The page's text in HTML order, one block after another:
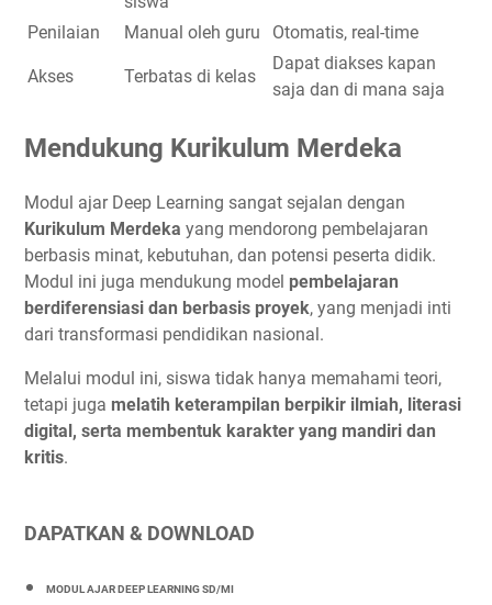
Penilaian Manual oleh guru Otomatis, real-time
Akses Terbatas di kelas
Dapat diakses kapan
saja dan di mana saja
Mendukung Kurikulum Merdeka
Modul ajar Deep Learning sangat sejalan dengan
Kurikulum Merdeka yang mendorong pembelajaran
berbasis minat, kebutuhan, dan potensi peserta didik.
Modul ini juga mendukung model pembelajaran
berdiferensiasi dan berbasis proyek, yang menjadi inti
dari transformasi pendidikan nasional.
Melalui modul ini, siswa tidak hanya memahami teori,
tetapi juga melatih keterampilan berpikir ilmiah, literasi
digital, serta membentuk karakter yang mandiri dan
kritis.
DAPATKAN & DOWNLOAD
MODUL AJAR DEEP LEARNING SD/MI